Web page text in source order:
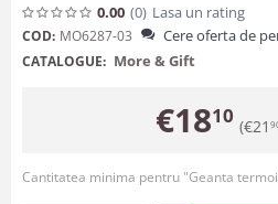
0.00 (0) Lasa un rating
COD: MO6287-03 Cere oferta de
CATALOGUE: More & Gift
€1810 (€21
Cantitatea minima pentru "Geanta